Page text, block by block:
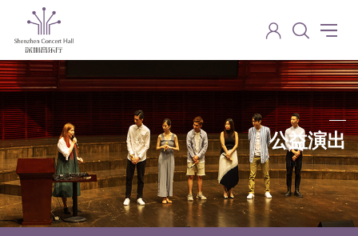
公益演出
Charity performance